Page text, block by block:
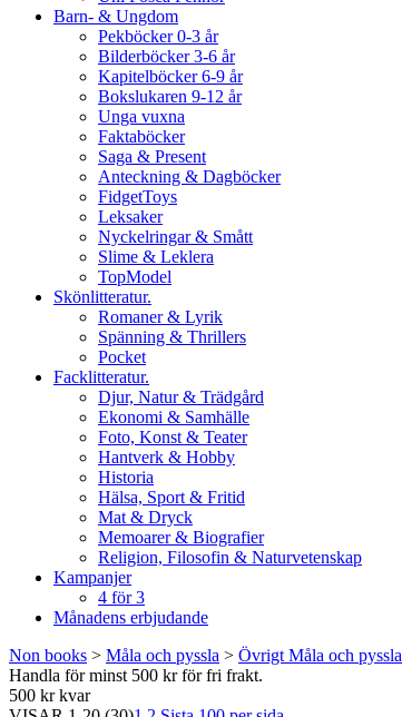
Barn- & Ungdom
Pekböcker 0-3 år
Bilderböcker 3-6 år
Kapitelböcker 6-9 år
Bokslukaren 9-12 år
Unga vuxna
Faktaböcker
Saga & Present
Anteckning & Dagböcker
FidgetToys
Leksaker
Nyckelringar & Smått
Slime & Leklera
TopModel
Skönlitteratur.
Romaner & Lyrik
Spänning & Thrillers
Pocket
Facklitteratur.
Djur, Natur & Trädgård
Ekonomi & Samhälle
Foto, Konst & Teater
Hantverk & Hobby
Historia
Hälsa, Sport & Fritid
Mat & Dryck
Memoarer & Biografier
Religion, Filosofin & Naturvetenskap
Kampanjer
4 för 3
Månadens erbjudande
Non books > Måla och pyssla > Övrigt Måla och pyssla
Handla för minst 500 kr för fri frakt.
500 kr kvar